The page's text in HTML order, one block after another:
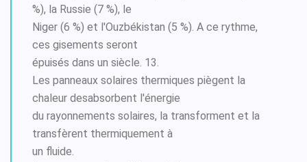
%), la Russie (7 %), le
Niger (6 %) et l'Ouzbékistan (5 %). A ce rythme,
ces gisements seront
épuisés dans un siècle. 13.
Les panneaux solaires thermiques piègent la
chaleur desabsorbent l'énergie
du rayonnements solaires, la transforment et la
transfèrent thermiquement à
un fluide.